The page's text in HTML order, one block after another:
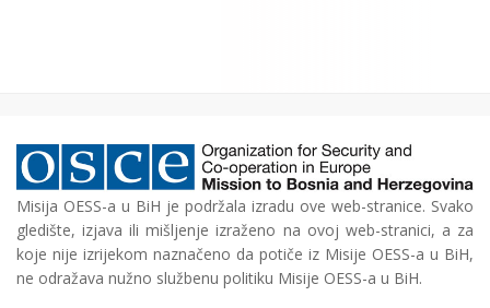
Misija OESS-a u BiH je podržala izradu ove web-stranice. Svako
gledište, izjava ili mišljenje izraženo na ovoj web-stranici, a za
koje nije izrijekom naznačeno da potiče iz Misije OESS-a u BiH,
ne odražava nužno službenu politiku Misije OESS-a u BiH.